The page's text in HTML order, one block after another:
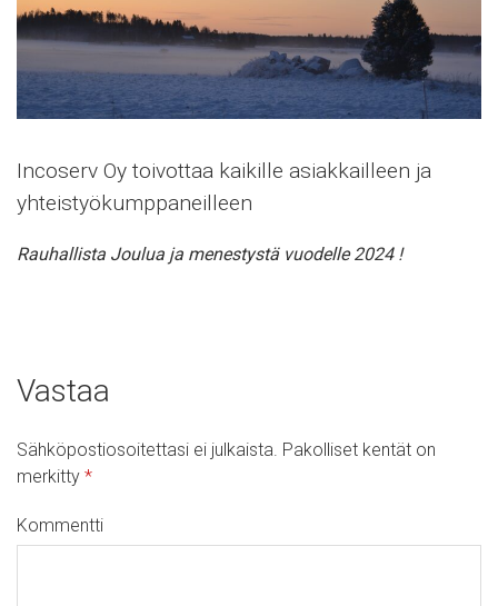
Incoserv Oy toivottaa kaikille asiakkailleen ja
yhteistyökumppaneilleen
Rauhallista Joulua ja menestystä vuodelle 2024 !
Vastaa
Sähköpostiosoitettasi ei julkaista. Pakolliset kentät on
merkitty *
Kommentti